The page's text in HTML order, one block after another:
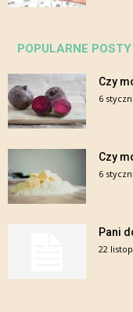
POPULARNE POSTY
Czy
6
Czy
6
Pani
22